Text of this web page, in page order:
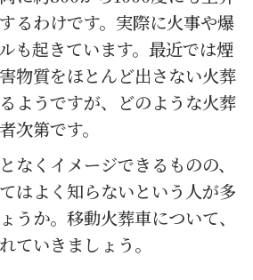
るわけです。実際に火事や爆
も起きています。最近では煙
物質をほとんど出さない火葬
ようですが、どのような火葬
次第です。
なくイメージできるものの、
はよく知らないという人が多
うか。移動火葬車について、
ていきましょう。